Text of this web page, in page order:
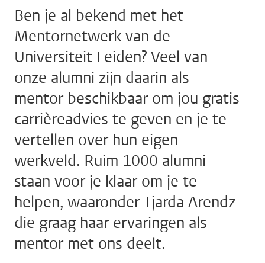
Ben je al bekend met het
Mentornetwerk van de
Universiteit Leiden? Veel van
onze alumni zijn daarin als
mentor beschikbaar om jou gratis
carrièreadvies te geven en je te
vertellen over hun eigen
werkveld. Ruim 1000 alumni
staan voor je klaar om je te
helpen, waaronder Tjarda Arendz
die graag haar ervaringen als
mentor met ons deelt.